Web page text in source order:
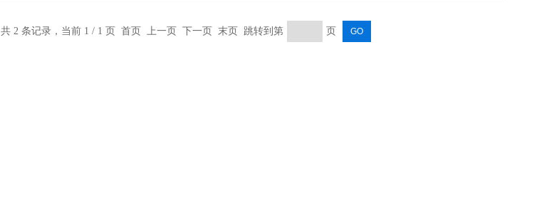
共 2 条记录，当前 1 / 1 页 首页 上一页 下一页 末页 跳转到第 页